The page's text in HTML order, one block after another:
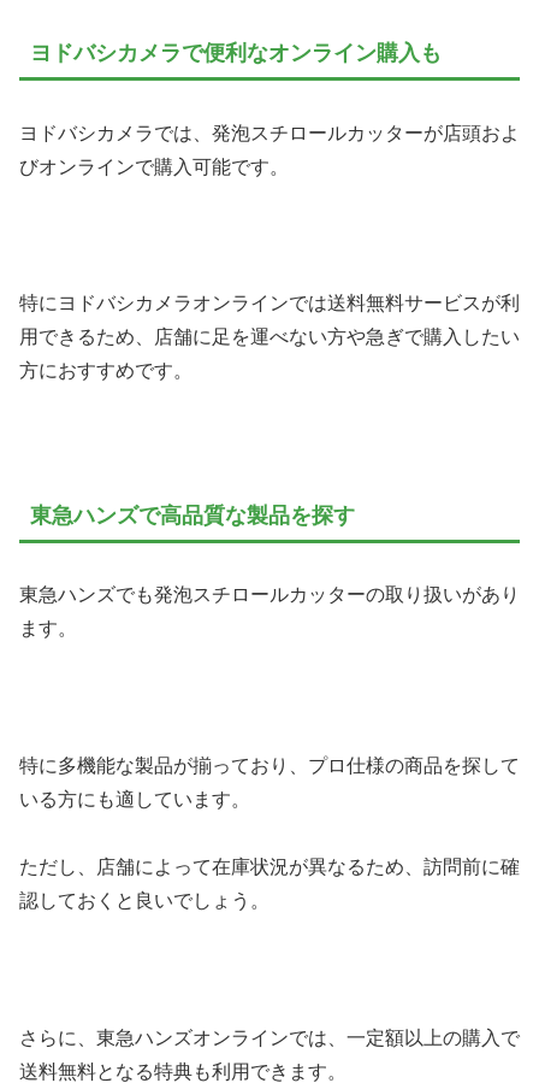
ヨドバシカメラで便利なオンライン購入も
ヨドバシカメラでは、発泡スチロールカッターが店頭およ
びオンラインで購入可能です。
特にヨドバシカメラオンラインでは送料無料サービスが利
用できるため、店舗に足を運べない方や急ぎで購入したい
方におすすめです。
東急ハンズで高品質な製品を探す
東急ハンズでも発泡スチロールカッターの取り扱いがあり
ます。
特に多機能な製品が揃っており、プロ仕様の商品を探して
いる方にも適しています。
ただし、店舗によって在庫状況が異なるため、訪問前に確
認しておくと良いでしょう。
さらに、東急ハンズオンラインでは、一定額以上の購入で
送料無料となる特典も利用できます。